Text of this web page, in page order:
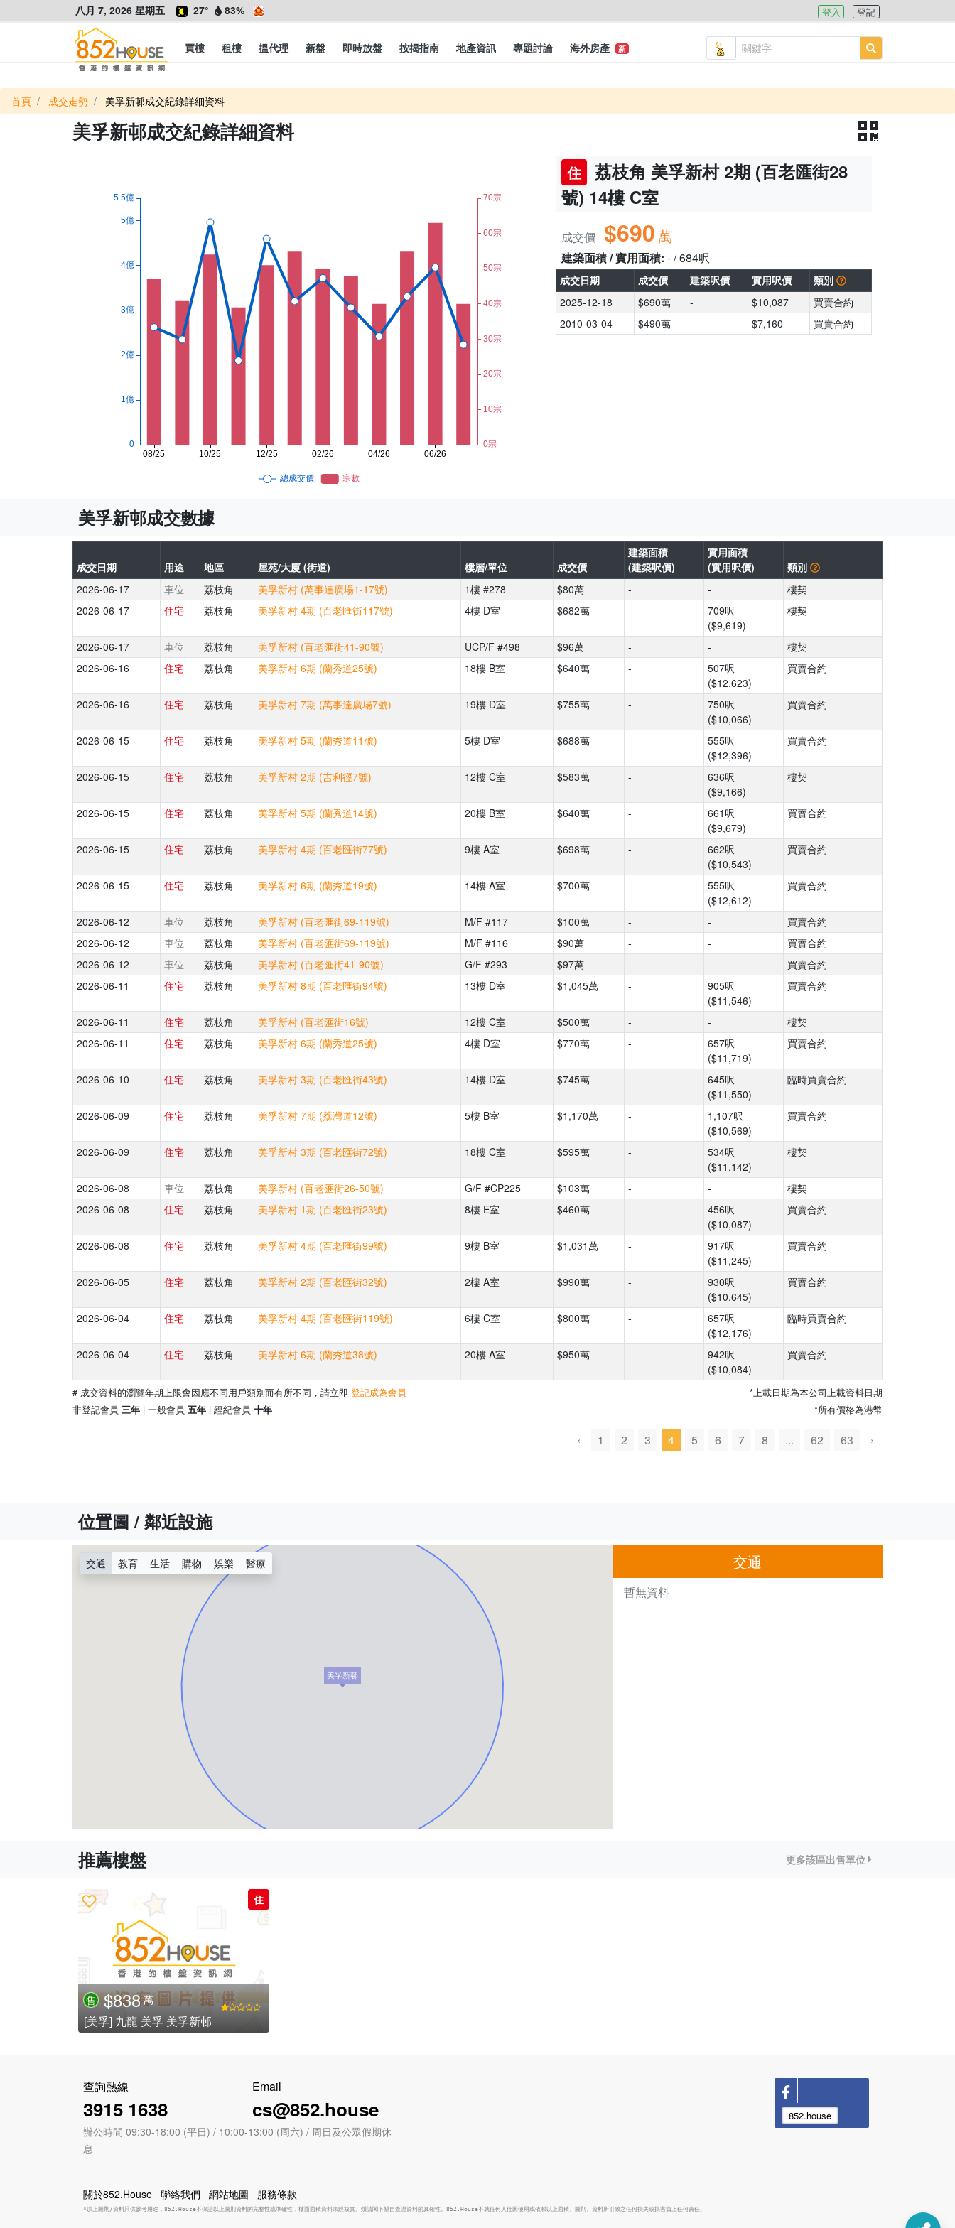
八月 7, 2026 星期五 27° 83% 登入 登記
買樓 租樓 搵代理 新盤 即時放盤 按揭指南 地產資訊 專題討論 海外房產 新
首頁 成交走勢 美孚新邨成交紀錄詳細資料
美孚新邨成交紀錄詳細資料
住
荔枝角 美孚新村 2期 (百老匯街28
號) 14樓 C室
成交價 $690萬
建築面積 / 實用面積: - / 684呎
成交日期 成交價 建築呎價 實用呎價
類別
2025-12-18
$690萬 - $10,087
買賣合約
2010-03-04
$490萬 - $7,160 買賣合約
美孚新邨成交數據
成交日期 用途 地區 屋苑/大廈 (街道) 樓層/單位 成交價
建築面積
(建築呎價)
實用面積
(實用呎價)
類別
2026-06-17
車位 荔枝角 美孚新村 (萬事達廣場1-17號) 1樓 #278 $80萬 - -
樓契
2026-06-17
住宅 荔枝角 美孚新村 4期 (百老匯街117號) 4樓 D室 $682萬 -
709呎
($9,619)
樓契
2026-06-17 車位 荔枝角 美孚新村 (百老匯街41-90號) UCP/F #498 $96萬 - -
樓契
2026-06-16
住宅 荔枝角 美孚新村 6期 (蘭秀道25號) 18樓 B室 $640萬 -
507呎
($12,623)
買賣合約
2026-06-16 住宅 荔枝角 美孚新村 7期 (萬事達廣場7號) 19樓 D室 $755萬 -
750呎
($10,066)
買賣合約
2026-06-15 住宅 荔枝角 美孚新村 5期 (蘭秀道11號) 5樓 D室 $688萬 -
555呎
($12,396)
買賣合約
2026-06-15 住宅 荔枝角 美孚新村 2期 (吉利徑7號) 12樓 C室 $583萬 -
636呎
($9,166)
樓契
2026-06-15 住宅 荔枝角 美孚新村 5期 (蘭秀道14號) 20樓 B室 $640萬 -
661呎
($9,679)
買賣合約
2026-06-15 住宅 荔枝角 美孚新村 4期 (百老匯街77號) 9樓 A室 $698萬 -
662呎
($10,543)
買賣合約
2026-06-15 住宅 荔枝角 美孚新村 6期 (蘭秀道19號) 14樓 A室 $700萬 -
555呎
($12,612)
買賣合約
2026-06-12 車位 荔枝角 美孚新村 (百老匯街69-119號) M/F #117 $100萬 - -
買賣合約
2026-06-12
車位 荔枝角 美孚新村 (百老匯街69-119號) M/F #116 $90萬 - -
買賣合約
2026-06-12
車位 荔枝角 美孚新村 (百老匯街41-90號) G/F #293 $97萬 - -
買賣合約
2026-06-11
住宅 荔枝角 美孚新村 8期 (百老匯街94號) 13樓 D室 $1,045萬 -
905呎
($11,546)
買賣合約
2026-06-11 住宅 荔枝角 美孚新村 (百老匯街16號) 12樓 C室 $500萬 - -
樓契
2026-06-11
住宅 荔枝角 美孚新村 6期 (蘭秀道25號) 4樓 D室 $770萬 -
657呎
($11,719)
買賣合約
2026-06-10 住宅 荔枝角 美孚新村 3期 (百老匯街43號) 14樓 D室 $745萬 -
645呎
($11,550)
臨時買賣合約
2026-06-09 住宅 荔枝角 美孚新村 7期 (荔灣道12號) 5樓 B室 $1,170萬 -
1,107呎
($10,569)
買賣合約
2026-06-09 住宅 荔枝角 美孚新村 3期 (百老匯街72號) 18樓 C室 $595萬 -
534呎
($11,142)
樓契
2026-06-08 車位 荔枝角 美孚新村 (百老匯街26-50號) G/F #CP225 $103萬 - -
樓契
2026-06-08
住宅 荔枝角 美孚新村 1期 (百老匯街23號) 8樓 E室 $460萬 -
456呎
($10,087)
買賣合約
2026-06-08 住宅 荔枝角 美孚新村 4期 (百老匯街99號) 9樓 B室 $1,031萬 -
917呎
($11,245)
買賣合約
2026-06-05 住宅 荔枝角 美孚新村 2期 (百老匯街32號) 2樓 A室 $990萬 -
930呎
($10,645)
買賣合約
2026-06-04 住宅 荔枝角 美孚新村 4期 (百老匯街119號) 6樓 C室 $800萬 -
657呎
($12,176)
臨時買賣合約
2026-06-04 住宅 荔枝角 美孚新村 6期 (蘭秀道38號) 20樓 A室 $950萬 -
942呎
($10,084)
買賣合約
# 成交資料的瀏覽年期上限會因應不同用戶類別而有所不同，請立即 登記成為會員
非登記會員 三年 | 一般會員 五年 | 經紀會員 十年
*上載日期為本公司上載資料日期
*所有價格為港幣
‹ 1 2 3 4 5 6 7 8 ... 62 63 ›
位置圖 / 鄰近設施
美孚新邨
交通 教育 生活 購物 娛樂 醫療 交通
暫無資料
推薦樓盤 更多該區出售單位
住
售 $838 萬
[美孚] 九龍 美孚 美孚新邨
查詢熱線
3915 1638
Email
cs@852.house
辦公時間 09:30-18:00 (平日) / 10:00-13:00 (周六) / 周日及公眾假期休
息
關於852.House 聯絡我們 網站地圖 服務條款
852.house
*以上圖則/資料只供參考用途，852.House不保證以上圖則資料的完整性或準確性，樓面面積資料未經核實。煩請閣下親自查證資料的真確性。852.House不就任何人仕因使用或依賴以上面積、圖則、資料所引致之任何損失或損害負上任何責任。